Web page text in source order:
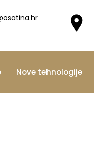
Nove tehnologije